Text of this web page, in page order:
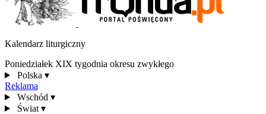
Kalendarz liturgiczny
Poniedziałek XIX tygodnia okresu zwykłego
Polska ▾
Reklama
Wschód ▾
Świat ▾